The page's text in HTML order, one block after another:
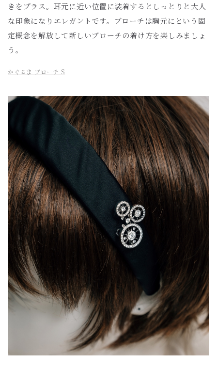
きをプラス。耳元に近い位置に装着するとしっとりと大人
な印象になりエレガントです。ブローチは胸元にという固
定概念を解放して新しいブローチの着け方を楽しみましょ
う。
かぐるま ブローチ S